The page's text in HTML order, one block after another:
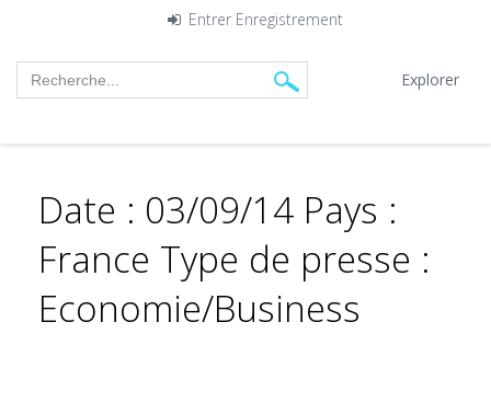
Entrer Enregistrement
Explorer
Date : 03/09/14 Pays :
France Type de presse :
Economie/Business